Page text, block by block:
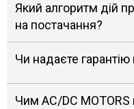
Який алгоритм дій
на постачання?
Чи надаєте
Чим AC/DC MOTORS